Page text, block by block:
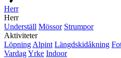
Herr
Herr
Underställ Mössor Strumpor
Aktiviteter
Löpning Alpint Längdskidåkning
VardagYrke Indoor